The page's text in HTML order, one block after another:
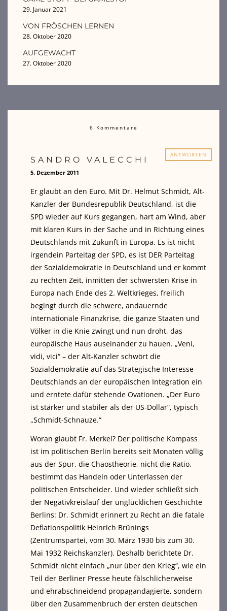
29. Januar 2021
VON FRÖSCHEN LERNEN
28. Oktober 2020
AUFGEWACHT
27. Oktober 2020
6 Kommentare
ANTWORTEN
SANDRO VALECCHI
5. Dezember 2011
Er glaubt an den Euro. Mit Dr. Helmut Schmidt, Alt-
Kanzler der Bundesrepublik Deutschland, ist die
SPD wieder auf Kurs gegangen, hart am Wind, aber
mit klaren Kurs in der Sache und in Richtung eines
Deutschlands mit Zukunft in Europa. Es ist nicht
irgendein Parteitag der SPD, es ist DER Parteitag
der Sozialdemokratie in Deutschland und er kommt
zu rechten Zeit, inmitten der schwersten Krise in
Europa nach Ende des 2. Weltkrieges, freilich
begingt durch die schwere, andauernde
internationale Finanzkrise, die ganze Staaten und
Völker in die Knie zwingt und nun droht, das
europäische Haus auseinander zu hauen. „Veni,
vidi, vici“ – der Alt-Kanzler schwört die
Sozialdemokratie auf das Strategische Interesse
Deutschlands an der europäischen Integration ein
und erntete dafür stehende Ovationen. „Der Euro
ist stärker und stabiler als der US-Dollar“, typisch
„Schmidt-Schnauze.“
Woran glaubt Fr. Merkel? Der politische Kompass
ist im politischen Berlin bereits seit Monaten völlig
aus der Spur, die Chaostheorie, nicht die Ratio,
bestimmt das Handeln oder Unterlassen der
politischen Entscheider. Und wieder schließt sich
der Negativkreislauf der unglücklichen Geschichte
Berlins: Dr. Schmidt erinnert zu Recht an die fatale
Deflationspolitik Heinrich Brünings
(Zentrumspartei, vom 30. März 1930 bis zum 30.
Mai 1932 Reichskanzler). Deshalb berichtete Dr.
Schmidt nicht einfach „nur über den Krieg“, wie ein
Teil der Berliner Presse heute fälschlicherweise
und ehrabschneidend propagandagierte, sondern
über den Zusammenbruch der ersten deutschen